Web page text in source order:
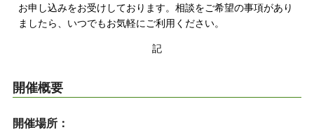
お申し込みをお受けしております。相談をご希望の事項があり
ましたら、いつでもお気軽にご利用ください。
記
開催概要
開催場所：